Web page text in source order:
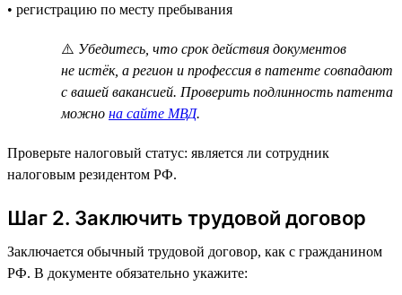
• регистрацию по месту пребывания
⚠️ Убедитесь, что срок действия документов
не истёк, а регион и профессия в патенте совпадают
с вашей вакансией. Проверить подлинность патента
можно на сайте МВД.
Проверьте налоговый статус: является ли сотрудник
налоговым резидентом РФ.
Шаг 2. Заключить трудовой договор
Заключается обычный трудовой договор, как с гражданином
РФ. В документе обязательно укажите: